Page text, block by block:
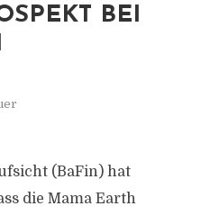
BEI
(BaFin) hat
die Mama Earth